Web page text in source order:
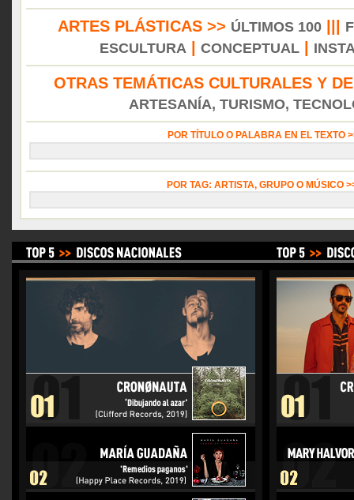
ARTES PLÁSTICAS >> ÚLTIMOS 100|||
ESCULTURA
CONCEPTUAL
OTRAS TEMÁTICAS CULTURALES Y
ARTESANÍA, TURISMO,
POR TÍTULO O PALABRA EN EL TEXTO
POR TAG: ARTISTA, GRUPO O MÚSICO